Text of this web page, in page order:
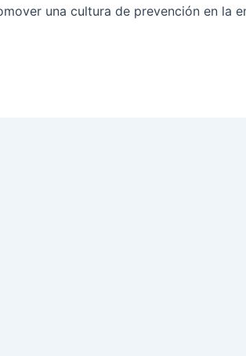
una cultura de prevención en la